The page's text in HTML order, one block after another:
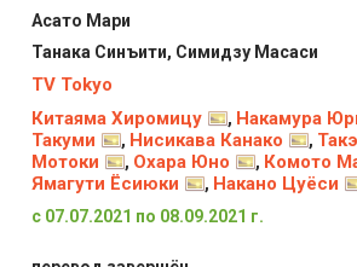
Асато Мари
Танака Синъити, Симидзу Масаси
TV Tokyo
Китаяма Хиромицу , Накамура
Такуми
, Нисикава Канако ,
Мотоки
, Охара Юно , Комото
Ямагути Ёсиюки , Накано Цуёси
с 07.07.2021 по 08.09.2021 г.